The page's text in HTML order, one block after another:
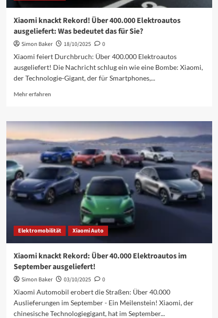
Xiaomi knackt Rekord! Über 400.000 Elektroautos
ausgeliefert: Was bedeutet das für Sie?
Simon Baker 18/10/2025
0
Xiaomi feiert Durchbruch: Über 400.000 Elektroautos
ausgeliefert! Die Nachricht schlug ein wie eine Bombe: Xiaomi,
der Technologie-Gigant, der für Smartphones,...
Mehr erfahrenMehr
Xiaomi
knackt
Rekord!
Über
400.000
Elektroautos
ausgeliefert:
Was
bedeutet
das
Elektromobilität Xiaomi Auto
Xiaomi knackt Rekord: Über 40.000 Elektroautos im
September ausgeliefert!
Simon Baker 03/10/2025
0
Xiaomi Automobil erobert die Straßen: Über 40.000
Auslieferungen im September - Ein Meilenstein! Xiaomi, der
chinesische Technologiegigant, hat im September...